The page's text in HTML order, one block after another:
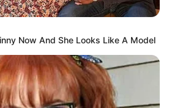
air putih
Now And She Looks Like A Model